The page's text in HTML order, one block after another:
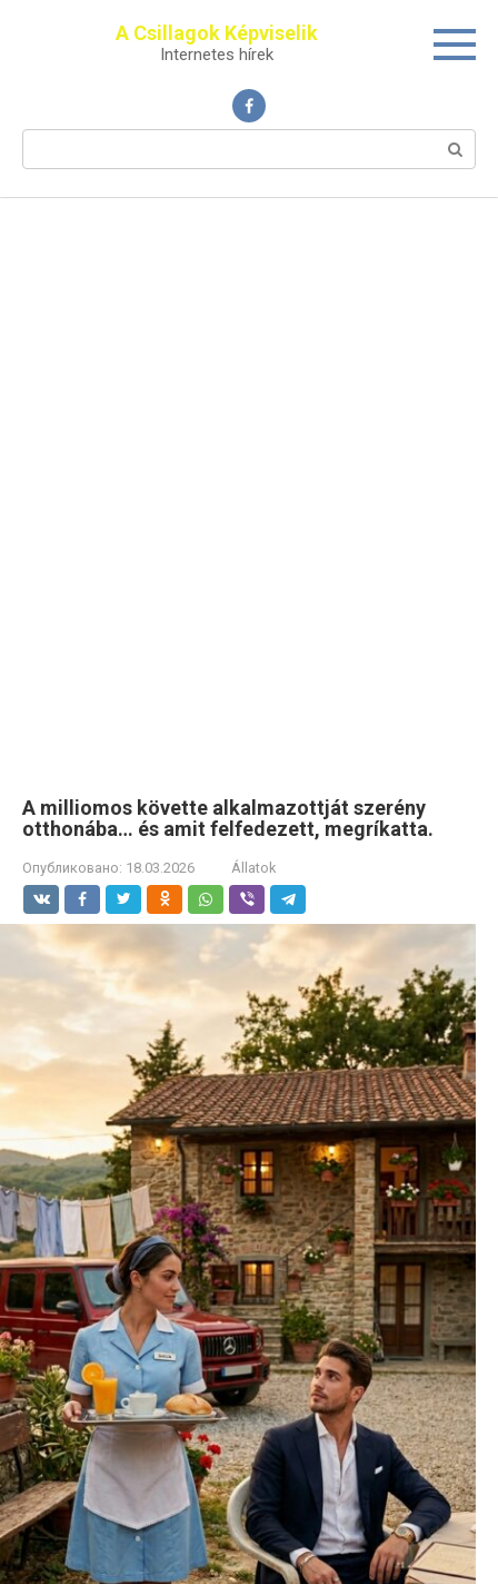
A Csillagok Képviselik
Internetes hírek
Поиск:
A milliomos követte alkalmazottját szerény
otthonába… és amit felfedezett, megríkatta.
Опубликовано: 18.03.2026 Állatok